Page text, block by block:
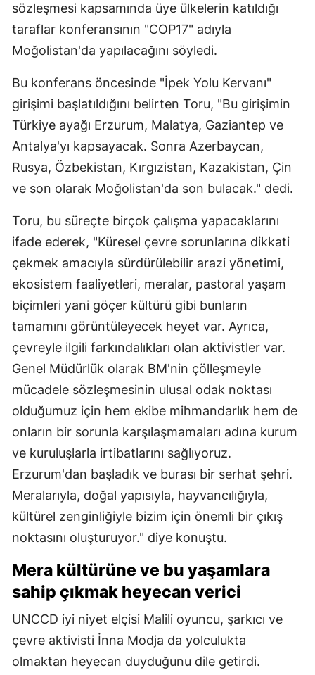
sözleşmesi kapsamında üye ülkelerin katıldığı
taraflar konferansının "COP17" adıyla
Moğolistan'da yapılacağını söyledi.
Bu konferans öncesinde "İpek Yolu Kervanı"
girişimi başlatıldığını belirten Toru, "Bu girişimin
Türkiye ayağı Erzurum, Malatya, Gaziantep ve
Antalya'yı kapsayacak. Sonra Azerbaycan,
Rusya, Özbekistan, Kırgızistan, Kazakistan, Çin
ve son olarak Moğolistan'da son bulacak." dedi.
Toru, bu süreçte birçok çalışma yapacaklarını
ifade ederek, "Küresel çevre sorunlarına dikkati
çekmek amacıyla sürdürülebilir arazi yönetimi,
ekosistem faaliyetleri, meralar, pastoral yaşam
biçimleri yani göçer kültürü gibi bunların
tamamını görüntüleyecek heyet var. Ayrıca,
çevreyle ilgili farkındalıkları olan aktivistler var.
Genel Müdürlük olarak BM'nin çölleşmeyle
mücadele sözleşmesinin ulusal odak noktası
olduğumuz için hem ekibe mihmandarlık hem de
onların bir sorunla karşılaşmamaları adına kurum
ve kuruluşlarla irtibatlarını sağlıyoruz.
Erzurum'dan başladık ve burası bir serhat şehri.
Meralarıyla, doğal yapısıyla, hayvancılığıyla,
kültürel zenginliğiyle bizim için önemli bir çıkış
noktasını oluşturuyor." diye konuştu.
Mera kültürüne ve bu yaşamlara
sahip çıkmak heyecan verici
UNCCD iyi niyet elçisi Malili oyuncu, şarkıcı ve
çevre aktivisti İnna Modja da yolculukta
olmaktan heyecan duyduğunu dile getirdi.